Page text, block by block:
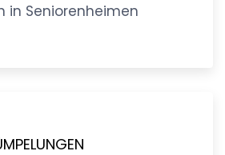
in Seniorenheimen